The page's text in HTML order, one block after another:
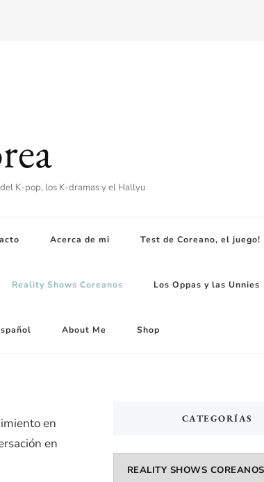
K-pop, los K-dramas y el Hallyu
Acerca de mi Test de Coreano, el juego!
Reality Shows Coreanos Los Oppas y las Unnies
About Me Shop
en
en
CATEGORÍAS
Categorías